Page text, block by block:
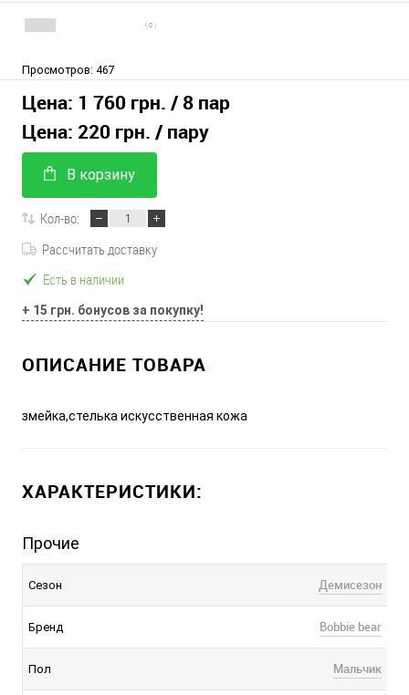
( 0 )
Просмотров: 467
Цена: 1 760 грн. / 8 пар
Цена: 220 грн. / пару
В корзину
Кол-во:
Рассчитать доставку
Есть в наличии
+ 15 грн. бонусов за покупку!
ОПИСАНИЕ ТОВАРА
змейка,стелька искусственная кожа
ХАРАКТЕРИСТИКИ:
Прочие
Сезон Демисезон
Бренд Bobbie bear
Пол Мальчик